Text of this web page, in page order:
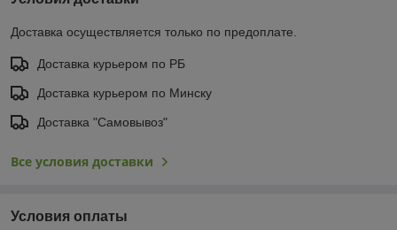
Доставка осуществляется только по предоплате.
Доставка курьером по РБ
Доставка курьером по Минску
Доставка "Самовывоз"
Все условия доставки
Условия оплаты